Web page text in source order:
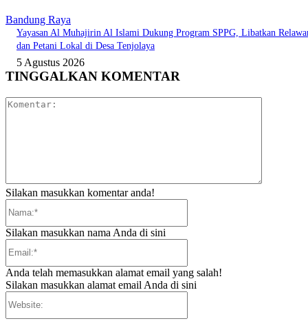
Bandung Raya
Yayasan Al Muhajirin Al Islami Dukung Program SPPG, Libatkan
dan Petani Lokal di Desa Tenjolaya
5 Agustus 2026
TINGGALKAN KOMENTAR
Silakan masukkan komentar anda!
Silakan masukkan nama Anda di sini
Anda telah memasukkan alamat email yang salah!
Silakan masukkan alamat email Anda di sini